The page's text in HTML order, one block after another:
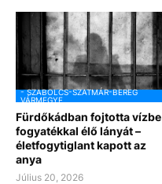
- SZABOLCS-SZATMÁR-BEREG
VÁRMEGYE
Fürdőkádban fojtotta vízbe
fogyatékkal élő lányát –
életfogytiglant kapott az
anya
Július 20, 2026